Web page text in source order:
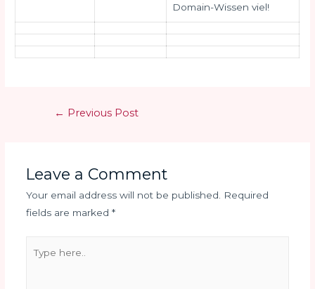
Domain-Wissen viel!
← Previous Post
Leave a Comment
Your email address will not be published.
Required
fields are marked *